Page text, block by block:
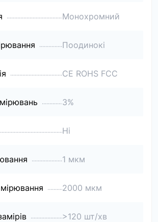
Монохромний
Поодинокі
CE ROHS FCC
3%
Ні
1 мкм
2000 мкм
>120 шт/хв